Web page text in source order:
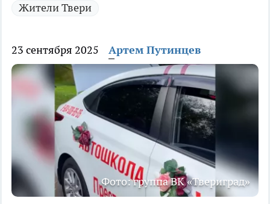
Жители Твери
23 сентября 2025 Артем Путинцев
Фото: группа ВК «Твериград»